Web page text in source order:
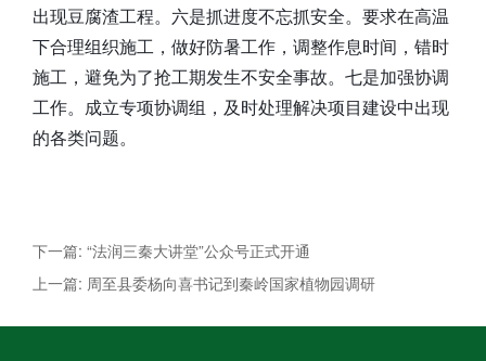
出现豆腐渣工程。六是抓进度不忘抓安全。要求在高温
下合理组织施工，做好防暑工作，调整作息时间，错时
施工，避免为了抢工期发生不安全事故。七是加强协调
工作。成立专项协调组，及时处理解决项目建设中出现
的各类问题。
下一篇: “法润三秦大讲堂”公众号正式开通
上一篇: 周至县委杨向喜书记到秦岭国家植物园调研